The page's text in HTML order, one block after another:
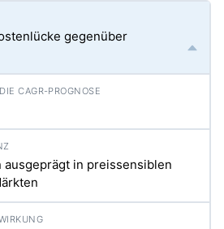
gegenüber
ausgeprägt in preissensiblen